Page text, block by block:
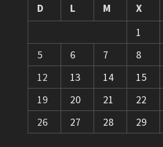
D
L M X
1
5
6 7 8
12
13 14 15
19
20 21 22
26
27 28 29